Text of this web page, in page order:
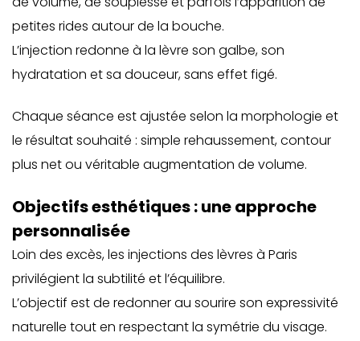
petites rides autour de la bouche.
L’injection redonne à la lèvre son galbe, son
hydratation et sa douceur, sans effet figé.
Chaque séance est ajustée selon la morphologie et
le résultat souhaité : simple rehaussement, contour
plus net ou véritable augmentation de volume.
Objectifs esthétiques : une approche
personnalisée
Loin des excès, les injections des lèvres à Paris
privilégient la subtilité et l’équilibre.
L’objectif est de redonner au sourire son expressivité
naturelle tout en respectant la symétrie du visage.